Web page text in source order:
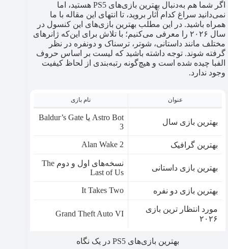
اگر شما هم به‌دنبال بهترین بازی‌های PS5 هستید، اما
نمی‌دانید سراغ کدام آثار بروید، تا انتهای این مقاله با ما
همراه باشید. در این مطلب بهترین بازی‌های این کنسول در
سال ۲۰۲۶ را معرفی می‌کنیم؛ با تلاش برای این‌که ژانرهای
مختلف مانند داستانی، شوتر، ترسناک و دونفره در نظر
گرفته شوند. توجه داشته باشید که لیست بر اساس حروف
الفبا چیده شده است و هیچ‌گونه رتبه‌بندی از لحاظ کیفیت
وجود ندارد.
عنوان نام بازی
بهترین بازی سال
Astro Bot یا Baldur’s Gate
3
بهترین گرافیک Alan Wake 2
بهترین بازی داستانی
نسخه‌های اول و دوم The
Last of Us
بهترین بازی دو نفره It Takes Two
مورد انتظار ترین بازی
۲۰۲۶
Grand Theft Auto VI
بهترین بازی‌های PS5 در یک نگاه